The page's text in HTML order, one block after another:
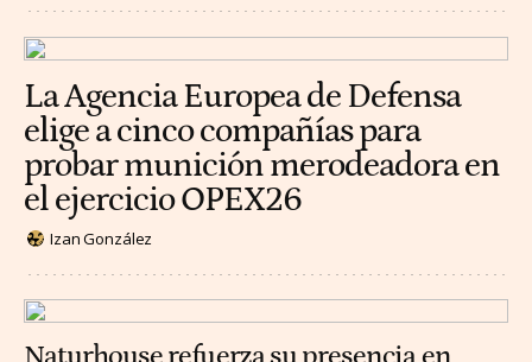
La Agencia Europea de Defensa
elige a cinco compañías para
probar munición merodeadora en
el ejercicio OPEX26
Izan González
Naturhouse refuerza su presencia en